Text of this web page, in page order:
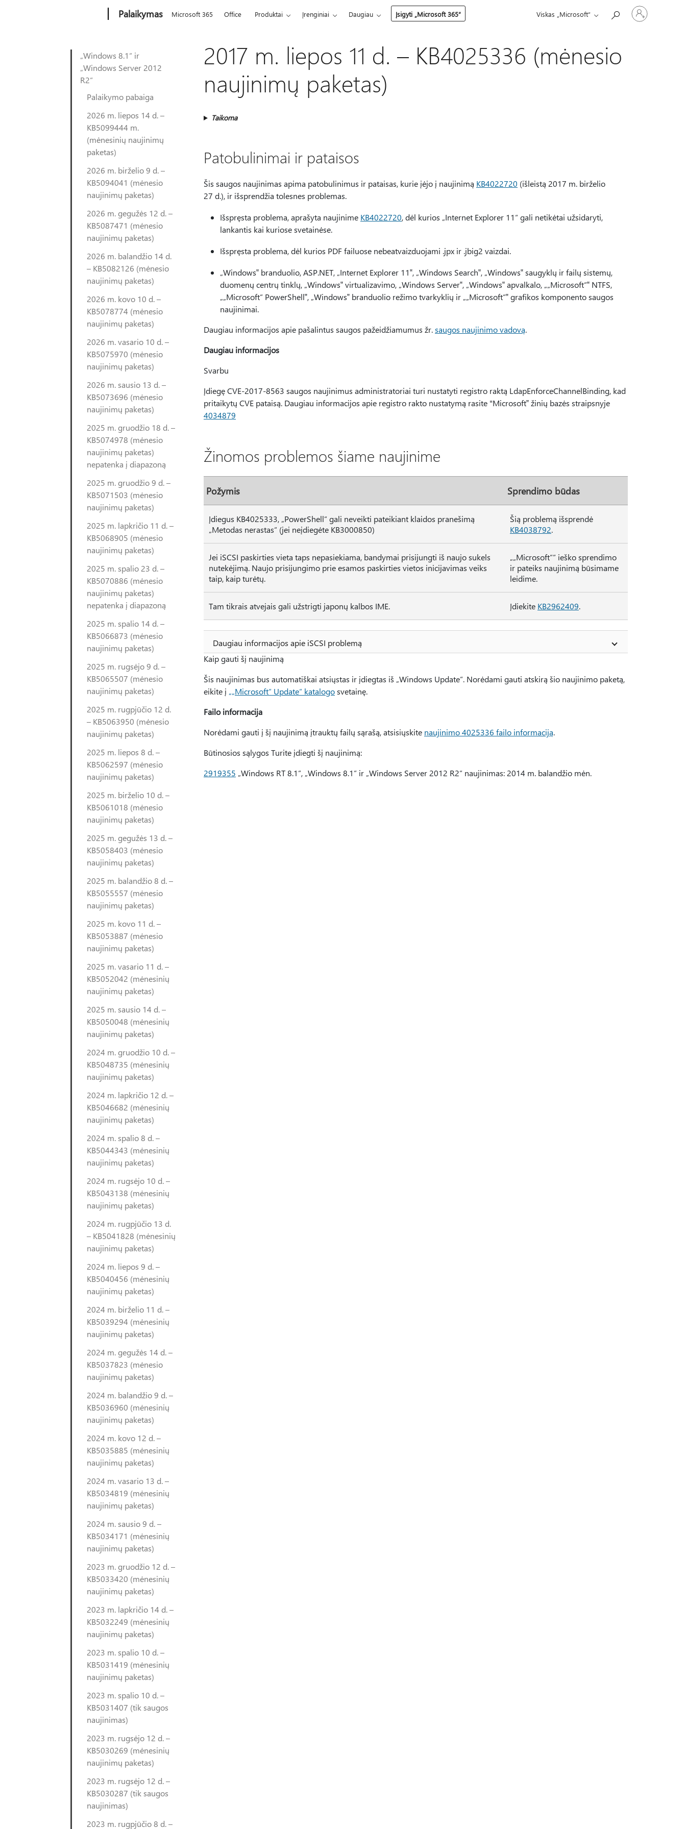
Palaikymas Microsoft 365 Office Produktai Įrenginiai Daugiau Įsigyti „Microsoft 365“ Viskas „Microsoft“
Prisijunkite
prie
paskyros
„Windows 8.1“ ir
„Windows Server 2012
R2“
Palaikymo pabaiga
2026 m. liepos 14 d. –
KB5099444 m.
(mėnesinių naujinimų
paketas)
2026 m. birželio 9 d. –
KB5094041 (mėnesio
naujinimų paketas)
2026 m. gegužės 12 d. –
KB5087471 (mėnesio
naujinimų paketas)
2026 m. balandžio 14 d.
– KB5082126 (mėnesio
naujinimų paketas)
2026 m. kovo 10 d. –
KB5078774 (mėnesio
naujinimų paketas)
2026 m. vasario 10 d. –
KB5075970 (mėnesio
naujinimų paketas)
2026 m. sausio 13 d. –
KB5073696 (mėnesio
naujinimų paketas)
2025 m. gruodžio 18 d. –
KB5074978 (mėnesio
naujinimų paketas)
nepatenka į diapazoną
2025 m. gruodžio 9 d. –
KB5071503 (mėnesio
naujinimų paketas)
2025 m. lapkričio 11 d. –
KB5068905 (mėnesio
naujinimų paketas)
2025 m. spalio 23 d. –
KB5070886 (mėnesio
naujinimų paketas)
nepatenka į diapazoną
2025 m. spalio 14 d. –
KB5066873 (mėnesio
naujinimų paketas)
2025 m. rugsėjo 9 d. –
KB5065507 (mėnesio
naujinimų paketas)
2025 m. rugpjūčio 12 d.
– KB5063950 (mėnesio
naujinimų paketas)
2025 m. liepos 8 d. –
KB5062597 (mėnesio
naujinimų paketas)
2025 m. birželio 10 d. –
KB5061018 (mėnesio
naujinimų paketas)
2025 m. gegužės 13 d. –
KB5058403 (mėnesio
naujinimų paketas)
2025 m. balandžio 8 d. –
KB5055557 (mėnesio
naujinimų paketas)
2025 m. kovo 11 d. –
KB5053887 (mėnesio
naujinimų paketas)
2025 m. vasario 11 d. –
KB5052042 (mėnesinių
naujinimų paketas)
2025 m. sausio 14 d. –
KB5050048 (mėnesinių
naujinimų paketas)
2024 m. gruodžio 10 d. –
KB5048735 (mėnesinių
naujinimų paketas)
2024 m. lapkričio 12 d. –
KB5046682 (mėnesinių
naujinimų paketas)
2024 m. spalio 8 d. –
KB5044343 (mėnesinių
naujinimų paketas)
2024 m. rugsėjo 10 d. –
KB5043138 (mėnesinių
naujinimų paketas)
2024 m. rugpjūčio 13 d.
– KB5041828 (mėnesinių
naujinimų paketas)
2024 m. liepos 9 d. –
KB5040456 (mėnesinių
naujinimų paketas)
2024 m. birželio 11 d. –
KB5039294 (mėnesinių
naujinimų paketas)
2024 m. gegužės 14 d. –
KB5037823 (mėnesio
naujinimų paketas)
2024 m. balandžio 9 d. –
KB5036960 (mėnesinių
naujinimų paketas)
2024 m. kovo 12 d. –
KB5035885 (mėnesinių
naujinimų paketas)
2024 m. vasario 13 d. –
KB5034819 (mėnesinių
naujinimų paketas)
2024 m. sausio 9 d. –
KB5034171 (mėnesinių
naujinimų paketas)
2023 m. gruodžio 12 d. –
KB5033420 (mėnesinių
naujinimų paketas)
2023 m. lapkričio 14 d. –
KB5032249 (mėnesinių
naujinimų paketas)
2023 m. spalio 10 d. –
KB5031419 (mėnesinių
naujinimų paketas)
2023 m. spalio 10 d. –
KB5031407 (tik saugos
naujinimas)
2023 m. rugsėjo 12 d. –
KB5030269 (mėnesinių
naujinimų paketas)
2023 m. rugsėjo 12 d. –
KB5030287 (tik saugos
naujinimas)
2023 m. rugpjūčio 8 d. –
2017 m. liepos 11 d. – KB4025336 (mėnesio
naujinimų paketas)
Taikoma
Patobulinimai ir pataisos
Šis saugos naujinimas apima patobulinimus ir pataisas, kurie įėjo į naujinimą KB4022720 (išleistą 2017 m. birželio
27 d.), ir išsprendžia tolesnes problemas.
Išspręsta problema, aprašyta naujinime KB4022720, dėl kurios „Internet Explorer 11“ gali netikėtai užsidaryti,
lankantis kai kuriose svetainėse.
Išspręsta problema, dėl kurios PDF failuose nebeatvaizduojami .jpx ir .jbig2 vaizdai.
„Windows‟ branduolio, ASP.NET, „Internet Explorer 11‟, „Windows Search‟, „Windows‟ saugyklų ir failų sistemų,
duomenų centrų tinklų, „Windows‟ virtualizavimo, „Windows Server‟, „Windows‟ apvalkalo, „„Microsoft“‟ NTFS,
„„Microsoft“ PowerShell‟, „Windows‟ branduolio režimo tvarkyklių ir „„Microsoft“‟ grafikos komponento saugos
naujinimai.
Daugiau informacijos apie pašalintus saugos pažeidžiamumus žr.saugos naujinimo vadovą.
Daugiau informacijos
Svarbu
Įdiegę CVE-2017-8563 saugos naujinimus administratoriai turi nustatyti registro raktą LdapEnforceChannelBinding, kad
pritaikytų CVE pataisą. Daugiau informacijos apie registro rakto nustatymą rasite "Microsoft‟ žinių bazės straipsnyje
4034879
Žinomos problemos šiame naujinime
Požymis Sprendimo būdas
Įdiegus KB4025333, „PowerShell“ gali neveikti pateikiant klaidos pranešimą
„Metodas nerastas“ (jei neįdiegėte KB3000850)
Šią problemą išsprendė
KB4038792.
Jei iSCSI paskirties vieta taps nepasiekiama, bandymai prisijungti iš naujo sukels
nutekėjimą. Naujo prisijungimo prie esamos paskirties vietos inicijavimas veiks
taip, kaip turėtų.
„„Microsoft““ ieško sprendimo
ir pateiks naujinimą būsimame
leidime.
Tam tikrais atvejais gali užstrigti japonų kalbos IME. Įdiekite KB2962409.
Daugiau informacijos apie iSCSI problemą
Kaip gauti šį naujinimą
Šis naujinimas bus automatiškai atsiųstas ir įdiegtas iš „Windows Update“. Norėdami gauti atskirą šio naujinimo paketą,
eikite į „„Microsoft“ Update“ katalogosvetainę.
Failo informacija
Norėdami gauti į šį naujinimą įtrauktų failų sąrašą, atsisiųskite naujinimo 4025336 failo informaciją.
Būtinosios sąlygos Turite įdiegti šį naujinimą:
2919355 „Windows RT 8.1“, „Windows 8.1“ ir „Windows Server 2012 R2“ naujinimas: 2014 m. balandžio mėn.